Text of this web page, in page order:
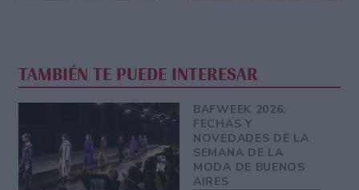
TAMBIÉN TE PUEDE INTERESAR
BAFWEEK 2026:
FECHAS Y
NOVEDADES DE LA
SEMANA DE LA
MODA DE BUENOS
AIRES